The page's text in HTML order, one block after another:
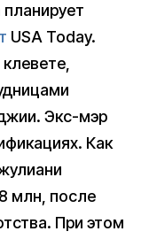
USA Today.
Экс-мэр
Как
млн, после
При этом